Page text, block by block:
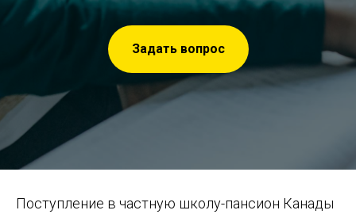
Задать вопрос
Поступление в частную школу-пансион Канады